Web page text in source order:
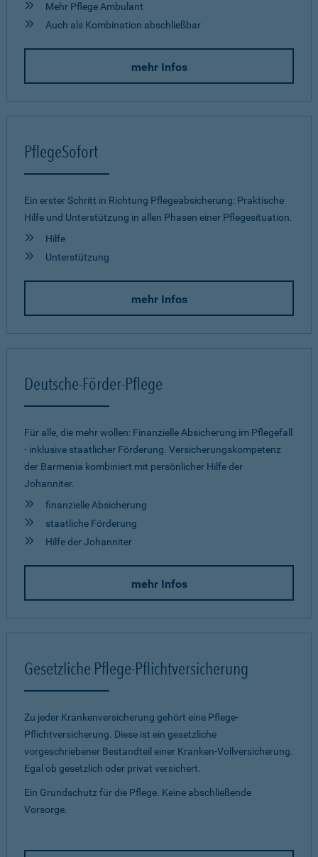
Mehr Pflege Ambulant
Auch als Kombination abschließbar
mehr Infos
PflegeSofort
Ein erster Schritt in Richtung Pflegeab­sicherung: Praktische
Hilfe und Unterstützung in allen Phasen einer Pflegesituation.
Hilfe
Unterstützung
mehr Infos
Deutsche-Förder-Pflege
Für alle, die mehr wollen: Finanzielle Absicherung im Pflegefall
- inklusive staatlicher Förderung. Versicherungskompetenz
der Barmenia kombiniert mit persönlicher Hilfe der
Johanniter.
finanzielle Absicherung
staatliche Förderung
Hilfe der Johanniter
mehr Infos
Gesetzliche Pflege-Pflichtversicherung
Zu jeder Krankenversicherung gehört eine Pflege-
Pflichtversicherung. Diese ist ein gesetzliche
vorgeschriebener Bestandteil einer Kranken-Vollversicherung.
Egal ob gesetzlich oder privat versichert.
Ein Grundschutz für die Pflege. Keine abschließende
Vorsorge.